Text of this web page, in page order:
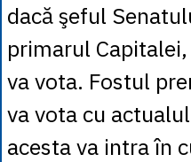
dacă şeful
primarul
va vota. Fostul
va vota cu
acesta va intra în